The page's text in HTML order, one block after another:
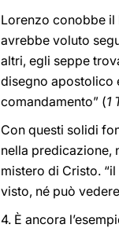
Lorenzo conobbe il
avrebbe voluto
altri, egli seppe
disegno apostolico
comandamento” (1
Con questi solidi
nella predicazione,
mistero di Cristo.
visto, né può
4. È ancora